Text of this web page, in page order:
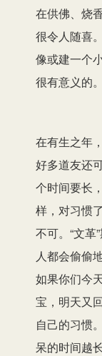
在供佛、烧
很令人随喜
像或建一个
很有意义的。
在有生之年
好多道友还
个时间要长
样，对习惯
不可。“文革
人都会偷偷
如果你们今
宝，明天又
自己的习惯
呆的时间越